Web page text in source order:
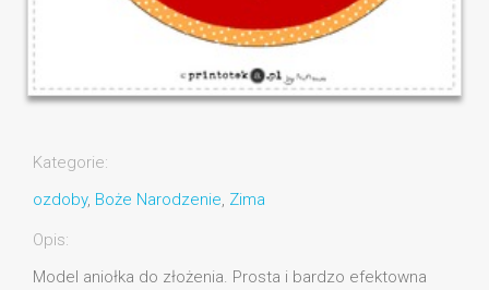
Kategorie:
ozdoby, Boże Narodzenie, Zima
Opis:
Model aniołka do złożenia. Prosta i bardzo efektowna